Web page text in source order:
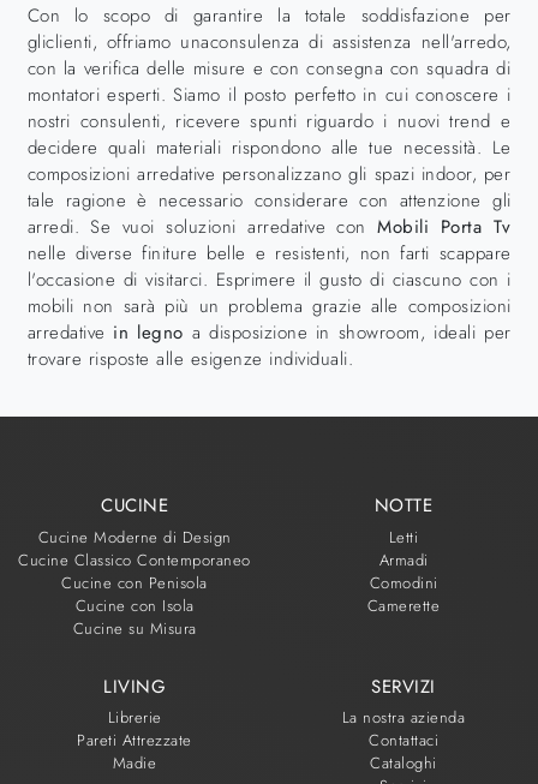
Con lo scopo di garantire la totale soddisfazione per
gliclienti, offriamo unaconsulenza di assistenza nell'arredo,
con la verifica delle misure e con consegna con squadra di
montatori esperti. Siamo il posto perfetto in cui conoscere i
nostri consulenti, ricevere spunti riguardo i nuovi trend e
decidere quali materiali rispondono alle tue necessità. Le
composizioni arredative personalizzano gli spazi indoor, per
tale ragione è necessario considerare con attenzione gli
arredi. Se vuoi soluzioni arredative conMobili Porta Tv
nelle diverse finiture belle e resistenti, non farti scappare
l'occasione di visitarci. Esprimere il gusto di ciascuno con i
mobili non sarà più un problema grazie alle composizioni
arredative in legno a disposizione in showroom, ideali per
trovare risposte alle esigenze individuali.
CUCINE
Cucine Moderne di Design
Cucine Classico Contemporaneo
Cucine con Penisola
Cucine con Isola
Cucine su Misura
NOTTE
Letti
Armadi
Comodini
Camerette
LIVING
Librerie
Pareti Attrezzate
Madie
SERVIZI
La nostra azienda
Contattaci
Cataloghi